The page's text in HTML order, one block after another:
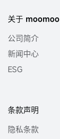
关于 moomoo
公司简介
新闻中心
ESG
条款声明
隐私条款